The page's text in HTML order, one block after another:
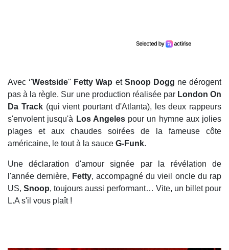
Avec ‘'Westside'' Fetty Wap et Snoop Dogg ne dérogent
pas à la règle. Sur une production réalisée par London On
Da Track(qui vient pourtant d'Atlanta), les deux rappeurs
s'envolent jusqu'à Los Angelespour un hymne aux jolies
plages et aux chaudes soirées de la fameuse côte
américaine, le tout à la sauce G-Funk.
Une déclaration d'amour signée par la révélation de
l'année dernière, Fetty, accompagné du vieil oncle du rap
US,Snoop, toujours aussi performant… Vite, un billet pour
L.A s'il vous plaît !